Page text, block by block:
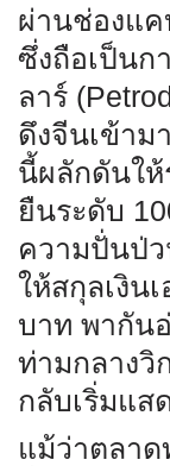
ผ่านช่องแค
ซึ่งถือเป็นก
ลาร์
ดึงจีนเข้าม
นี้ผลักดันใ
ยืนระดับ
ความปั่นป่
ให้สกุลเงิน
บาท พากัน
ท่ามกลางวิ
กลับเริ่มแส
แม้ว่าตลาด